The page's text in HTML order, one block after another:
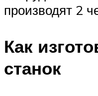
производят 2
Как
станок